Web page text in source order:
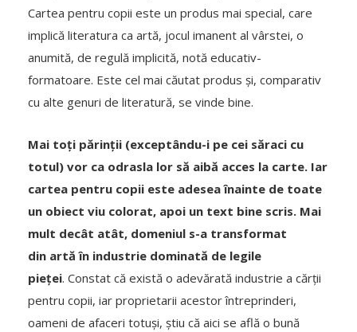
Cartea pentru copii este un produs mai special, care
implică literatura ca artă, jocul imanent al vârstei, o
anumită, de regulă implicită, notă educativ-
formatoare. Este cel mai căutat produs și, comparativ
cu alte genuri de literatură, se vinde bine.
Mai toți părinții (exceptându-i pe cei săraci cu
totul) vor ca odrasla lor să aibă acces la carte. Iar
cartea pentru copii este adesea înainte de toate
un obiect viu colorat, apoi un text bine scris. Mai
mult decât atât, domeniul s-a transformat
din artă în industrie dominată de legile
pieței. Constat că există o adevărată industrie a cărții
pentru copii, iar proprietarii acestor întreprinderi,
oameni de afaceri totuși, știu că aici se află o bună